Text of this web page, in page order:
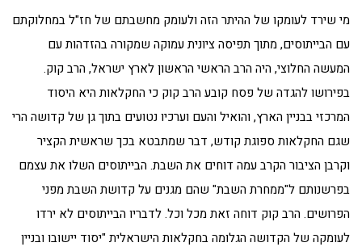
מי שירד לעומקו של ההיתר הזה ולעומק מחשבתם של חז"ל במחלוקתם
עם הבייתוסים, מתוך תפיסה ציונית עמוקה שמקורה בהזדהות עם
המעשה החלוצי, היה הרב הראשי הראשון לארץ ישראל, הרב קוק.
בפירושו להגדה של פסח קובע הרב קוק כי החקלאות היא היסוד
המרכזי בבניין הארץ, והואיל והעם וערכיו נטועים בתוך גן של קדושה הרי
שגם החקלאות ספוגת קודש, דבר שמתבטא בכך שראשית הקציר
וקרבן הציבור הקרב עמה דוחים את השבת. הבייתוסים השלו את עצמם
בפרשנותם ל"ממחרת השבת" שהם מגנים על קדושת השבת מפני
הפרושים. הרב קוק דוחה זאת מכל וכל. לדבריו הבייתוסים לא ירדו
לעומקה של הקדושה הגלומה בחקלאות הישראלית "יסוד יישובו ובניין